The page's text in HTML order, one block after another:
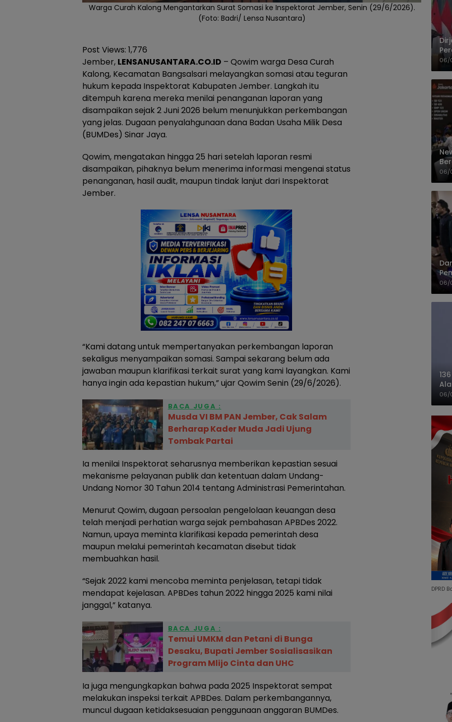
Warga Curah Kalong Mengantarkan Surat Somasi ke Inspektorat Jember, Senin (29/6/2026).
(Foto: Badri/ Lensa Nusantara)
Post Views: 1,776
Jember, LENSANUSANTARA.CO.ID – Qowim warga Desa Curah
Kalong, Kecamatan Bangsalsari melayangkan somasi atau teguran
hukum kepada Inspektorat Kabupaten Jember. Langkah itu
ditempuh karena mereka menilai penanganan laporan yang
disampaikan sejak 2 Juni 2026 belum menunjukkan perkembangan
yang jelas. Dugaan penyalahgunaan dana Badan Usaha Milik Desa
(BUMDes) Sinar Jaya.
Qowim, mengatakan hingga 25 hari setelah laporan resmi
disampaikan, pihaknya belum menerima informasi mengenai status
penanganan, hasil audit, maupun tindak lanjut dari Inspektorat
Jember.
“Kami datang untuk mempertanyakan perkembangan laporan
sekaligus menyampaikan somasi. Sampai sekarang belum ada
jawaban maupun klarifikasi terkait surat yang kami layangkan. Kami
hanya ingin ada kepastian hukum,” ujar Qowim Senin (29/6/2026).
BACA JUGA :
Musda VI BM PAN Jember, Cak Salam
Berharap Kader Muda Jadi Ujung
Tombak Partai
Ia menilai Inspektorat seharusnya memberikan kepastian sesuai
mekanisme pelayanan publik dan ketentuan dalam Undang-
Undang Nomor 30 Tahun 2014 tentang Administrasi Pemerintahan.
Menurut Qowim, dugaan persoalan pengelolaan keuangan desa
telah menjadi perhatian warga sejak pembahasan APBDes 2022.
Namun, upaya meminta klarifikasi kepada pemerintah desa
maupun melalui pemerintah kecamatan disebut tidak
membuahkan hasil.
“Sejak 2022 kami mencoba meminta penjelasan, tetapi tidak
mendapat kejelasan. APBDes tahun 2022 hingga 2025 kami nilai
janggal,” katanya.
BACA JUGA :
Temui UMKM dan Petani di Bunga
Desaku, Bupati Jember Sosialisasikan
Program Mlijo Cinta dan UHC
Ia juga mengungkapkan bahwa pada 2025 Inspektorat sempat
melakukan inspeksi terkait APBDes. Dalam perkembangannya,
muncul dugaan ketidaksesuaian penggunaan anggaran BUMDes.
06/
06/
06/
06/
DPRD